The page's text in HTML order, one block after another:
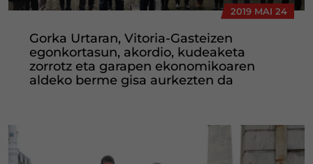
2019 MAI 24
Gorka Urtaran, Vitoria-Gasteizen
egonkortasun, akordio, kudeaketa
zorrotz eta garapen ekonomikoaren
aldeko berme gisa aurkezten da